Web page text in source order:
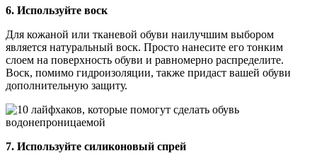
6. Используйте воск
Для кожаной или тканевой обуви наилучшим выбором
является натуральный воск. Просто нанесите его тонким
слоем на поверхность обуви и равномерно распределите.
Воск, помимо гидроизоляции, также придаст вашей обуви
дополнительную защиту.
7. Используйте силиконовый спрей